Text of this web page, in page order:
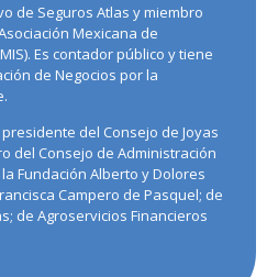
de Seguros Atlas y miembro
Mexicana de
Es contador público y tiene
de Negocios por la
del Consejo de Joyas
del Consejo de Administración
Fundación Alberto y Dolores
Campero de Pasquel; de
de Agroservicios Financieros